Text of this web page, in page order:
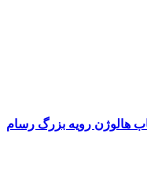
هالوژن رویه بزرگ رسام